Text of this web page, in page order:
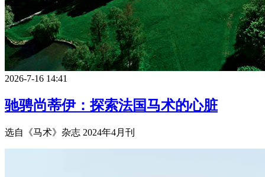
2026-7-16 14:41
驰骋尚蒂伊：探索法国马术的心脏
选自《马术》杂志 2024年4月刊